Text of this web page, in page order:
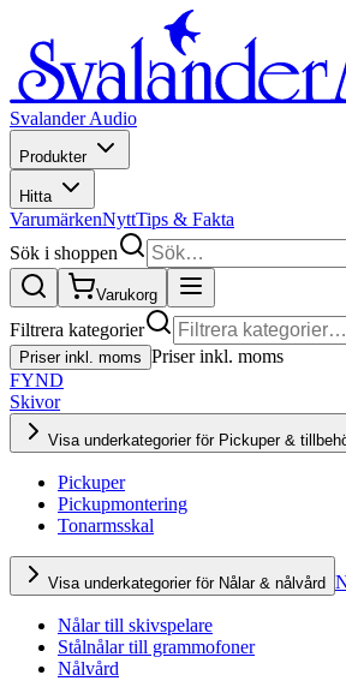
Svalander Audio
Produkter
Hitta
VarumärkenNyttTips & Fakta
Sök i shoppen
Varukorg
Filtrera kategorier
Priser inkl. moms Priser inkl. moms
FYND
Skivor
Visa underkategorier för Pickuper &
Pickuper
Pickupmontering
Tonarmsskal
Visa underkategorier för Nålar & nålvård
Nålar till skivspelare
Stålnålar till grammofoner
Nålvård